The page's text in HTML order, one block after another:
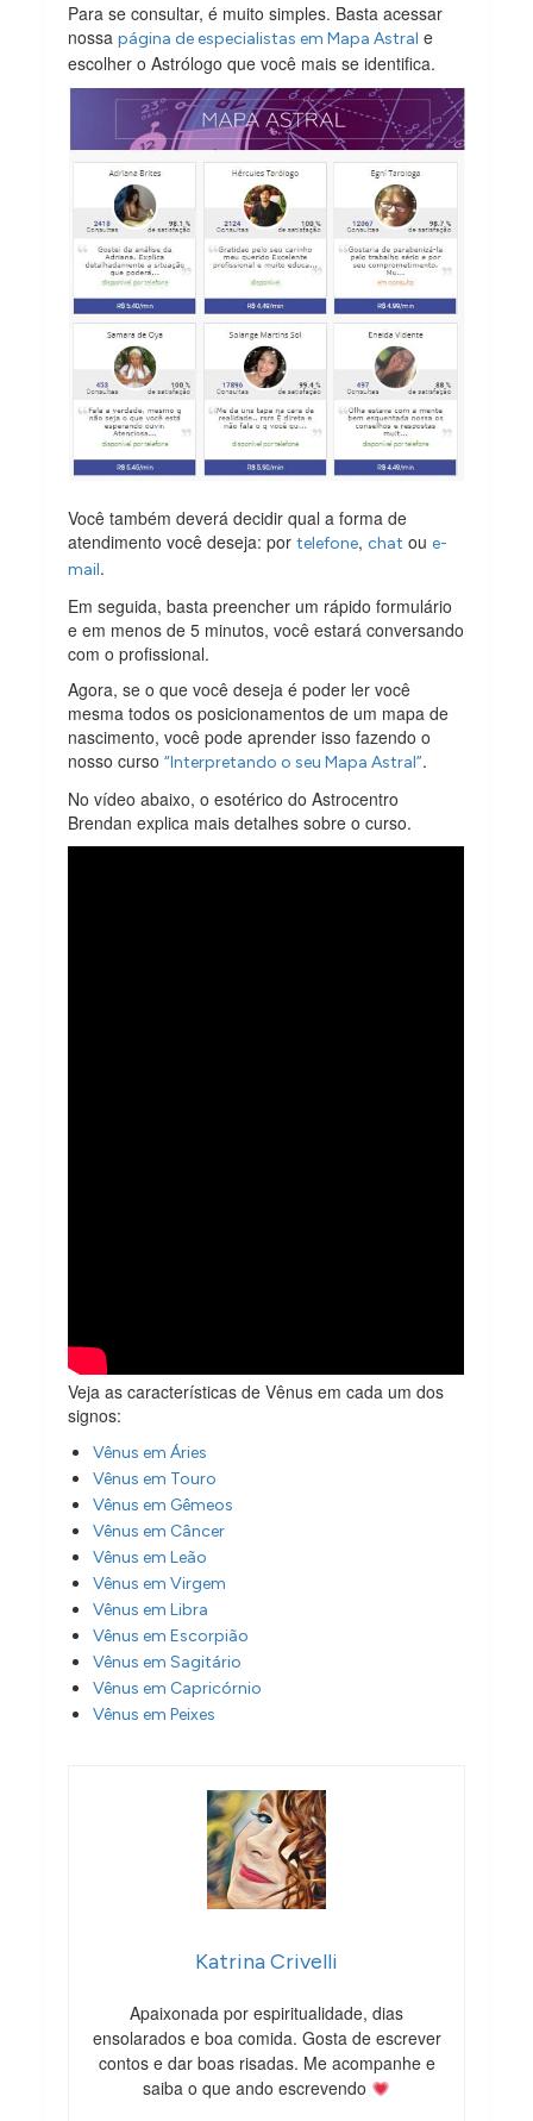
Para se consultar, é muito simples. Basta acessar
nossapágina de especialistas em Mapa Astral e
escolher o Astrólogo que você mais se identifica.
Você também deverá decidir qual a forma de
atendimento você deseja: portelefone,chat oue-
mail.
Em seguida, basta preencher um rápido formulário
e em menos de 5 minutos, você estará conversando
com o profissional.
Agora, se o que você deseja é poder ler você
mesma todos os posicionamentos de um mapa de
nascimento, você pode aprender isso fazendo o
nosso curso“Interpretando o seu Mapa Astral”.
No vídeo abaixo, o esotérico do Astrocentro
Brendan explica mais detalhes sobre o curso.
Veja as características de Vênus em cada um dos
signos:
Vênus em Áries
Vênus em Touro
Vênus em Gêmeos
Vênus em Câncer
Vênus em Leão
Vênus em Virgem
Vênus em Libra
Vênus em Escorpião
Vênus em Sagitário
Vênus em Capricórnio
Vênus em Peixes
Katrina Crivelli
Apaixonada por espiritualidade, dias
ensolarados e boa comida. Gosta de escrever
contos e dar boas risadas. Me acompanhe e
saiba o que ando escrevendo